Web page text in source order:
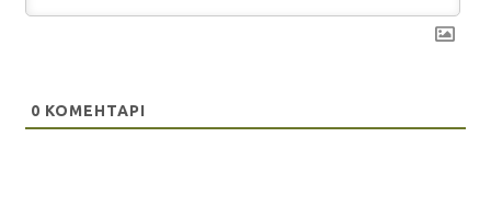
0 КОМЕНТАРІ